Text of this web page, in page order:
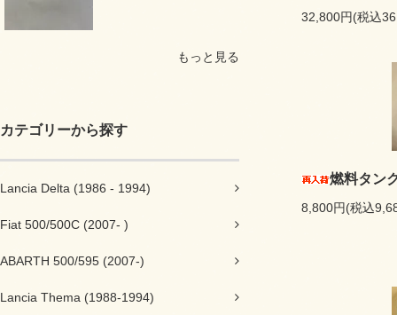
もっと見る
カテゴリーから探す
Lancia Delta (1986 - 1994)
Fiat 500/500C (2007- )
ABARTH 500/595 (2007-)
Lancia Thema (1988-1994)
32,800円(税込
燃料タン
8,800円(税込